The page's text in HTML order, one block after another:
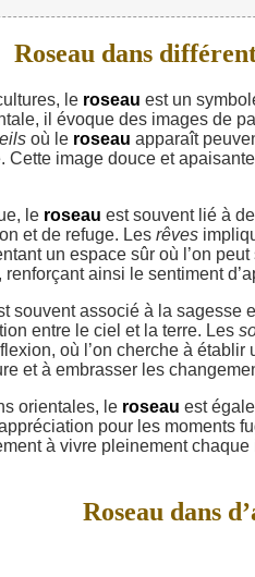
Roseau dans
le roseau est un
il évoque des images de
où le roseau apparaît
Cette image douce et
le roseau est souvent lié à
et de refuge. Les rêves
un espace sûr où l’on
ainsi le sentiment
souvent associé à la sagesse
entre le ciel et la terre. Les
où l’on cherche à
et à embrasser les
orientales, le roseau est
pour les moments
à vivre pleinement
Roseau dans